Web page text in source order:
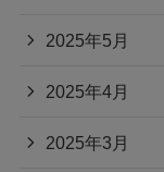
2025年5月
2025年4月
2025年3月